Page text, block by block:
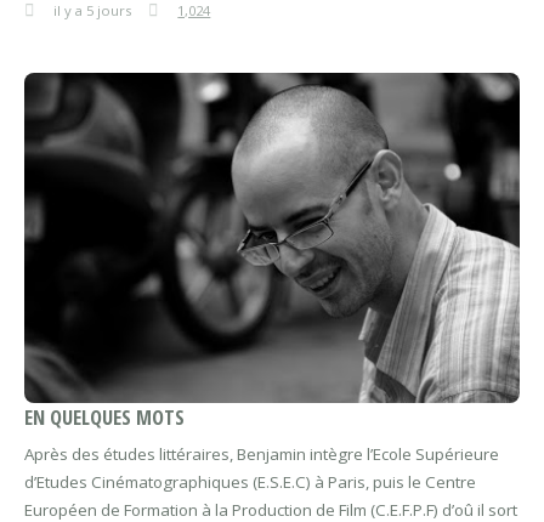
il y a 5 jours 1,024
EN QUELQUES MOTS
Après des études littéraires, Benjamin intègre l’Ecole Supérieure
d’Etudes Cinématographiques (E.S.E.C) à Paris, puis le Centre
Européen de Formation à la Production de Film (C.E.F.P.F) d’oû il sort